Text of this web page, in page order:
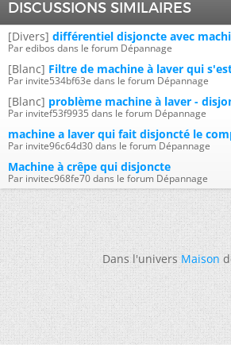
DISCUSSIONS SIMILAIRES
[Divers] différentiel disjoncte avec
Par edibos dans le forum Dépannage
[Blanc] Filtre de machine à laver qui
Par invite534bf63e dans le forum Dépannage
[Blanc] problème machine à laver -
Par invitef53f9935 dans le forum Dépannage
machine a laver qui fait disjoncté le
Par invite96c64d30 dans le forum Dépannage
Machine à crêpe qui disjoncte
Par invitec968fe70 dans le forum Dépannage
Dans l'universMaison